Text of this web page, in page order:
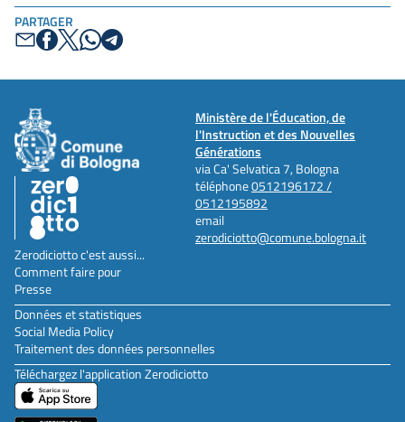
PARTAGER
Ministère de l'Éducation, de
l'Instruction et des Nouvelles
Générations
via Ca' Selvatica 7, Bologna
téléphone0512196172 /
0512195892
email
zerodiciotto@comune.bologna.it
Zerodiciotto c'est aussi...
Comment faire pour
Presse
Données et statistiques
Social Media Policy
Traitement des données personnelles
Téléchargez l'application Zerodiciotto